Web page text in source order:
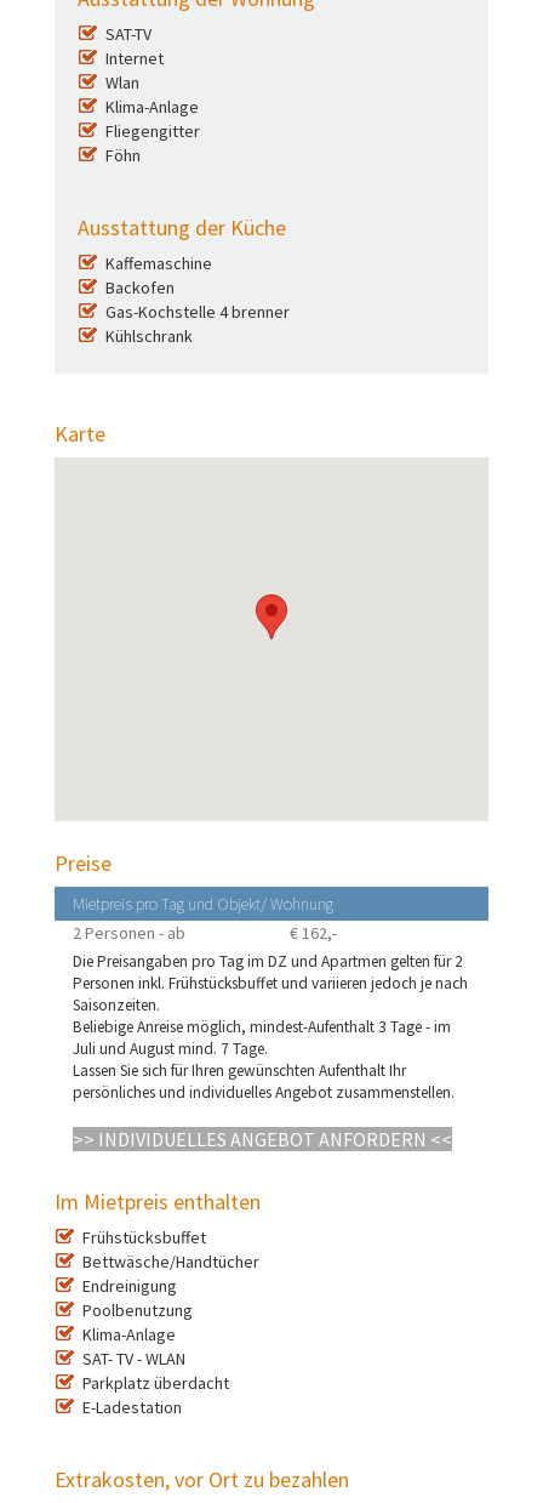
SAT-TV
Internet
Wlan
Klima-Anlage
Fliegengitter
Föhn
Ausstattung der Küche
Kaffemaschine
Backofen
Gas-Kochstelle 4 brenner
Kühlschrank
Karte
Preise
Mietpreis pro Tag und Objekt/ Wohnung
2 Personen - ab
€ 162,-
Die Preisangaben pro Tag im DZ und Apartmen gelten für 2
Personen inkl. Frühstücksbuffet und variieren jedoch je nach
Saisonzeiten.
Beliebige Anreise möglich, mindest-Aufenthalt 3 Tage - im
Juli und August mind. 7 Tage.
Lassen Sie sich für Ihren gewünschten Aufenthalt Ihr
persönliches und individuelles Angebot zusammenstellen.
>> INDIVIDUELLES ANGEBOT ANFORDERN <<
Im Mietpreis enthalten
Frühstücksbuffet
Bettwäsche/Handtücher
Endreinigung
Poolbenutzung
Klima-Anlage
SAT- TV - WLAN
Parkplatz überdacht
E-Ladestation
Extrakosten, vor Ort zu bezahlen